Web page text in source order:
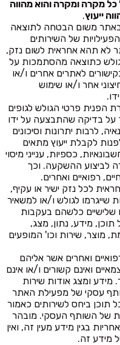
כל מקרה ומקרה והוא מהווה
ייעוץ.
באתר משום הבטחה לתוצאה
של השירותים
לא תהא אחראית לשום נזק,
כתוצאה מהסתמכות על
לאתרים אחרים ו/או
אחר ו/או שימוש
פרטי הגולש לגופים
על בדיקה שהתבצעה על ידו
לרבות יתרונות וסיכונים
לקבלת ייעוץ מתאים
כספיות, ענייני מיסוי
לביצוע ההשקעה. וכך
רפואיים ואחרים.
לכל נזק ישיר או עקיף,
לגולש ו/או למשאיר
שלישיים כלשהם בעקבות
מידע, נתון, מצג,
מוצר, שירות וכו' המופעים
ואחרים אשר אליהם
ואינם קשורים ו/או אינם
ומצג אודות שירות
עסקי של מפעילת האתר
תוכן ביחס לשירותים כאמור
של השותף העסקי. מובהר
בגין מידע מעין זה, ואין
מידע זה.